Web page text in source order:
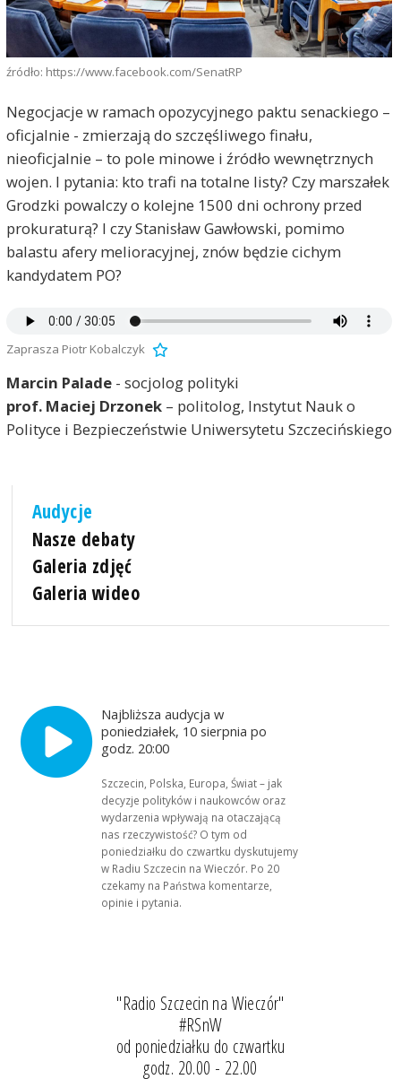
źródło: https://www.facebook.com/SenatRP
Negocjacje w ramach opozycyjnego paktu senackiego –
oficjalnie - zmierzają do szczęśliwego finału,
nieoficjalnie – to pole minowe i źródło wewnętrznych
wojen. I pytania: kto trafi na totalne listy? Czy marszałek
Grodzki powalczy o kolejne 1500 dni ochrony przed
prokuraturą? I czy Stanisław Gawłowski, pomimo
balastu afery melioracyjnej, znów będzie cichym
kandydatem PO?
Zaprasza Piotr Kobalczyk
Marcin Palade- socjolog polityki
prof. Maciej Drzonek– politolog, Instytut Nauk o
Polityce i Bezpieczeństwie Uniwersytetu Szczecińskiego
Audycje
Nasze debaty
Galeria zdjęć
Galeria wideo
Najbliższa audycja w
poniedziałek, 10 sierpnia po
godz. 20:00
Szczecin, Polska, Europa, Świat – jak
decyzje polityków i naukowców oraz
wydarzenia wpływają na otaczającą
nas rzeczywistość? O tym od
poniedziałku do czwartku dyskutujemy
w Radiu Szczecin na Wieczór. Po 20
czekamy na Państwa komentarze,
opinie i pytania.
"Radio Szczecin na Wieczór"
#RSnW
od poniedziałku do czwartku
godz. 20.00 - 22.00